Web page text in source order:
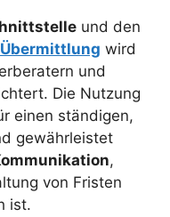
und den
Übermittlung wird
und
Die Nutzung
einen ständigen,
gewährleistet
,
von Fristen
ist.